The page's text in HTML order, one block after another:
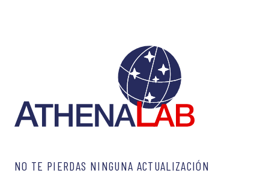
NO TE PIERDAS NINGUNA ACTUALIZACIÓN